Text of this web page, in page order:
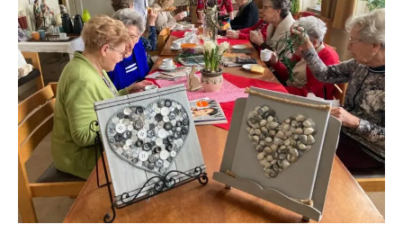
–
Creatief
met
hout,
knopen
en
schelpen!